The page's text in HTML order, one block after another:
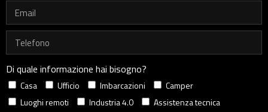
Di quale informazione hai bisogno?
Casa Ufficio Imbarcazioni
Camper
Luoghi remoti
Industria 4.0
Assistenza tecnica